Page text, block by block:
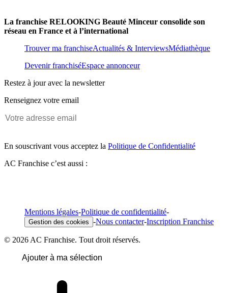
La franchise RELOOKING Beauté Minceur consolide son
réseau en France et à l’international
Trouver ma franchiseActualités & InterviewsMédiathèque
Devenir franchiséEspace annonceur
Restez à jour avec la newsletter
Renseignez votre email
En souscrivant vous acceptez la Politique de Confidentialité
AC Franchise c’est aussi :
Mentions légales-Politique de confidentialité-
Gestion des cookies -Nous contacter-Inscription Franchise
© 2026 AC Franchise. Tout droit réservés.
Ajouter à ma sélection